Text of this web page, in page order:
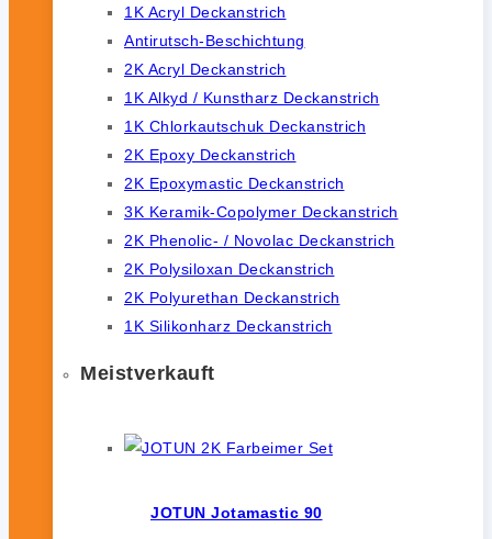
1K Acryl Deckanstrich
Antirutsch-Beschichtung
2K Acryl Deckanstrich
1K Alkyd / Kunstharz Deckanstrich
1K Chlorkautschuk Deckanstrich
2K Epoxy Deckanstrich
2K Epoxymastic Deckanstrich
3K Keramik-Copolymer Deckanstrich
2K Phenolic- / Novolac Deckanstrich
2K Polysiloxan Deckanstrich
2K Polyurethan Deckanstrich
1K Silikonharz Deckanstrich
Meistverkauft
JOTUN Jotamastic 90